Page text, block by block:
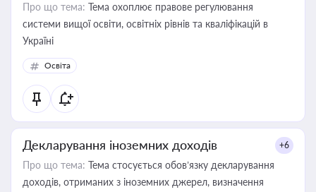
Про що тема: Тема охоплює правове регулювання
системи вищої освіти, освітніх рівнів та кваліфікацій в
Україні
Освіта
Декларування іноземних доходів +6
Про що тема: Тема стосується обов’язку декларування
доходів, отриманих з іноземних джерел, визначення